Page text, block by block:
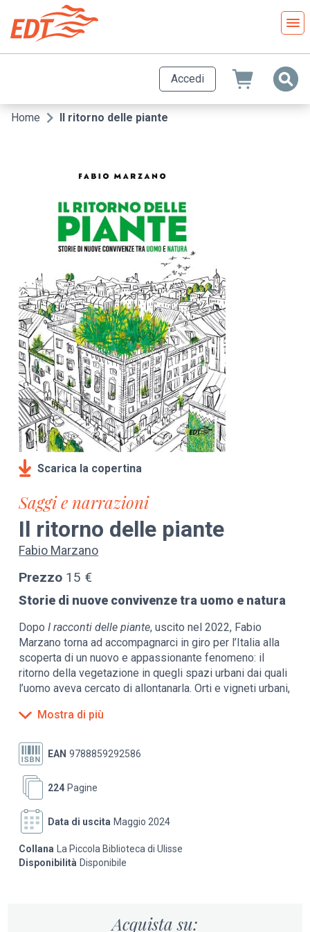
contenuto
principale
Accedi
Briciole
Home Il ritorno delle piante
Scarica la copertina
Saggi e narrazioni
Il ritorno delle piante
Fabio Marzano
Prezzo 15 €
Storie di nuove convivenze tra uomo e natura
DopoI racconti delle piante, uscito nel 2022, Fabio
Marzano torna ad accompagnarci in giro per l’Italia alla
scoperta di un nuovo e appassionante fenomeno: il
ritorno della vegetazione in quegli spazi urbani dai quali
l’uomo aveva cercato di allontanarla. Orti e vigneti urbani,
diventano parchi protetti.
Le piante ritornano in natura e negli ambienti urbani. Un
viaggio a ritroso favorito dall’uomo e dalla incredibile
capacità di ripresa di molte specie vegetali che oggi
colonizzano le aree marginali delle città. Il viaggio parte
proprio dalle rovine dell’archeologia industriale e dai siti
contaminati. Paesaggi di macerie, come l’area B di
studiate dai botanici per lo straordinario adattamento. O
il lago dell’Acqua Bullicante di Roma, diventato una
quelle che crescono in paludi e aree umide, in Sicilia, sul
Mostra di più
EAN 9788859292586
Pagine
224
Data di uscita Maggio 2024
Collana
La Piccola Biblioteca di Ulisse
Disponibilità Disponibile
Acquista su: